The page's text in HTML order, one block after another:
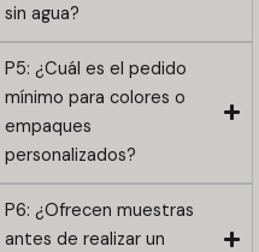
sin agua?
P5: ¿Cuál es el pedido
mínimo para colores o
empaques
personalizados?
P6: ¿Ofrecen muestras
antes de realizar un